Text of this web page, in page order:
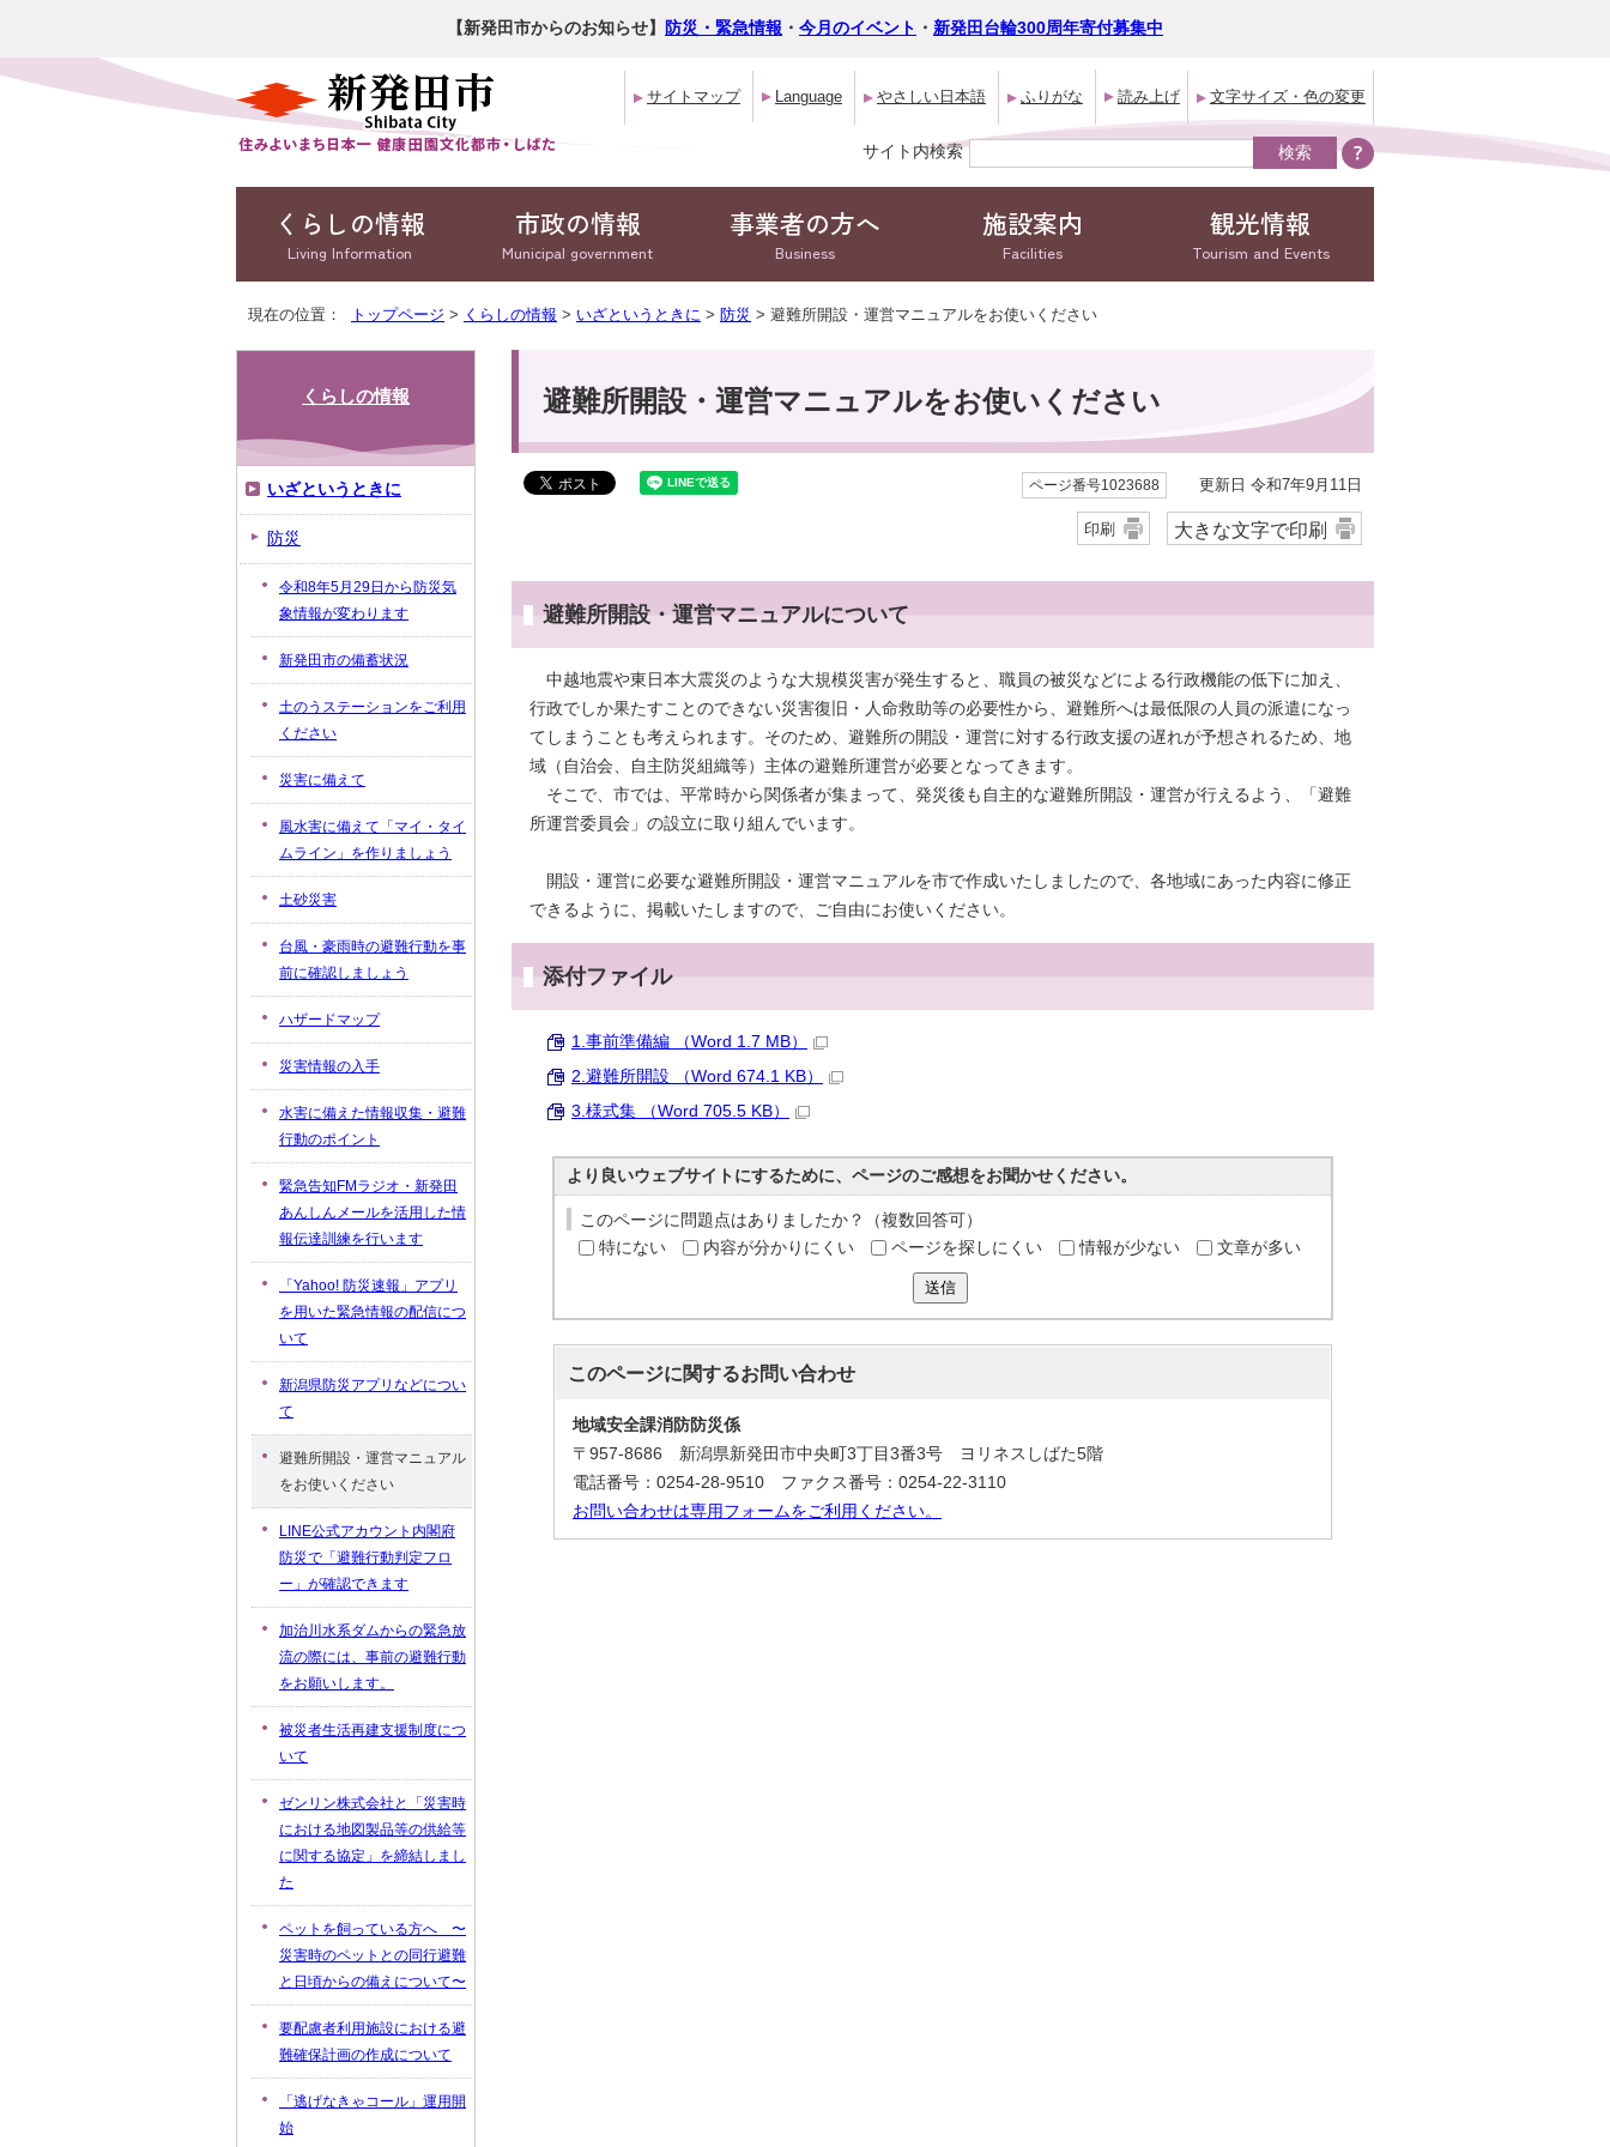
【新発田市からのお知らせ】 防災・緊急情報 ・ 今月のイベント ・ 新発田台輪300周年寄付募集中
サイトマップ Language やさしい日本語 ふりがな 読み上げ 文字サイズ・色の変更
サイト内検索
くらしの情報
Living Information
市政の情報
Municipal government
事業者の方へ
Business
施設案内
Facilities
観光情報
Tourism and Events
現在の位置： トップページ > くらしの情報 > いざというときに > 防災 > 避難所開設・運営マニュアルをお使いください
避難所開設・運営マニュアルをお使いください
ページ番号1023688 更新日 令和7年9月11日
印刷 大きな文字で印刷
避難所開設・運営マニュアルについて
中越地震や東日本大震災のような大規模災害が発生すると、職員の被災などによる行政機能の低下に加え、
行政でしか果たすことのできない災害復旧・人命救助等の必要性から、避難所へは最低限の人員の派遣になっ
てしまうことも考えられます。そのため、避難所の開設・運営に対する行政支援の遅れが予想されるため、地
域（自治会、自主防災組織等）主体の避難所運営が必要となってきます。
そこで、市では、平常時から関係者が集まって、発災後も自主的な避難所開設・運営が行えるよう、「避難
所運営委員会」の設立に取り組んでいます。
開設・運営に必要な避難所開設・運営マニュアルを市で作成いたしましたので、各地域にあった内容に修正
できるように、掲載いたしますので、ご自由にお使いください。
添付ファイル
1.事前準備編 （Word 1.7 MB）
2.避難所開設 （Word 674.1 KB）
3.様式集 （Word 705.5 KB）
より良いウェブサイトにするために、ページのご感想をお聞かせください。
このページに問題点はありましたか？（複数回答可）
特にない
内容が分かりにくい ページを探しにくい 情報が少ない 文章が多い
送信
このページに関するお問い合わせ
地域安全課消防防災係
〒957-8686 新潟県新発田市中央町3丁目3番3号 ヨリネスしばた5階
電話番号：0254-28-9510 ファクス番号：0254-22-3110
お問い合わせは専用フォームをご利用ください。
くらしの情報
いざというときに
防災
令和8年5月29日から防災気
象情報が変わります
新発田市の備蓄状況
土のうステーションをご利用
ください
災害に備えて
風水害に備えて「マイ・タイ
ムライン」を作りましょう
土砂災害
台風・豪雨時の避難行動を事
前に確認しましょう
ハザードマップ
災害情報の入手
水害に備えた情報収集・避難
行動のポイント
緊急告知FMラジオ・新発田
あんしんメールを活用した情
報伝達訓練を行います
「Yahoo! 防災速報」アプリ
を用いた緊急情報の配信につ
いて
新潟県防災アプリなどについ
て
避難所開設・運営マニュアル
をお使いください
LINE公式アカウント内閣府
防災で「避難行動判定フロ
ー」が確認できます
加治川水系ダムからの緊急放
流の際には、事前の避難行動
をお願いします。
被災者生活再建支援制度につ
いて
ゼンリン株式会社と「災害時
における地図製品等の供給等
に関する協定」を締結しまし
た
ペットを飼っている方へ 〜
災害時のペットとの同行避難
と日頃からの備えについて〜
要配慮者利用施設における避
難確保計画の作成について
「逃げなきゃコール」運用開
始